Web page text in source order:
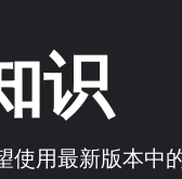
识
使用最新版本中